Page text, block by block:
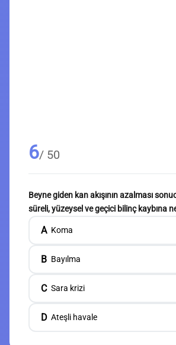
6/ 50
Beyne giden kan akışının azalması
süreli, yüzeysel ve geçici bilinç kaybına
A Koma
B Bayılma
C Sara krizi
D Ateşli havale